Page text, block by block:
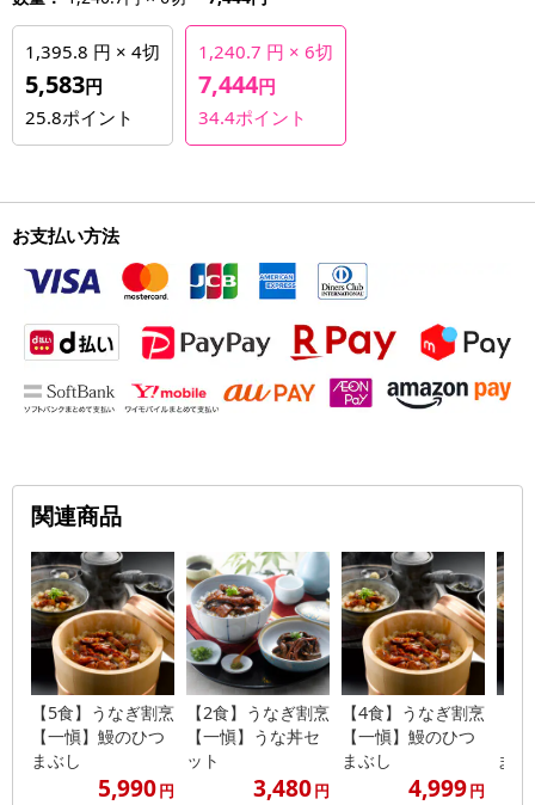
1,395.8 円 × 4切
5,583円
25.8ポイント
1,240.7 円 × 6切
7,444円
34.4ポイント
お支払い方法
関連商品
【5食】うなぎ割烹
【一愼】鰻のひつ
まぶし
5,990円
【2食】うなぎ割烹
【一愼】うな丼セ
ット
3,480円
【4食】うなぎ割烹
【一愼】鰻のひつ
まぶし
4,999円
まぶ